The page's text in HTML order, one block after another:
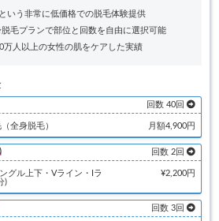
いう非常に低価格での脱毛体験提供
毛プランで部位と回数を自由に選択可能
万人以上の女性の肌をケアした実績
回数 40回
全身脱毛） 月額4,900円
回数 2回
グル上下・Vライン・Iラ
)
¥2,200円
回数 3回